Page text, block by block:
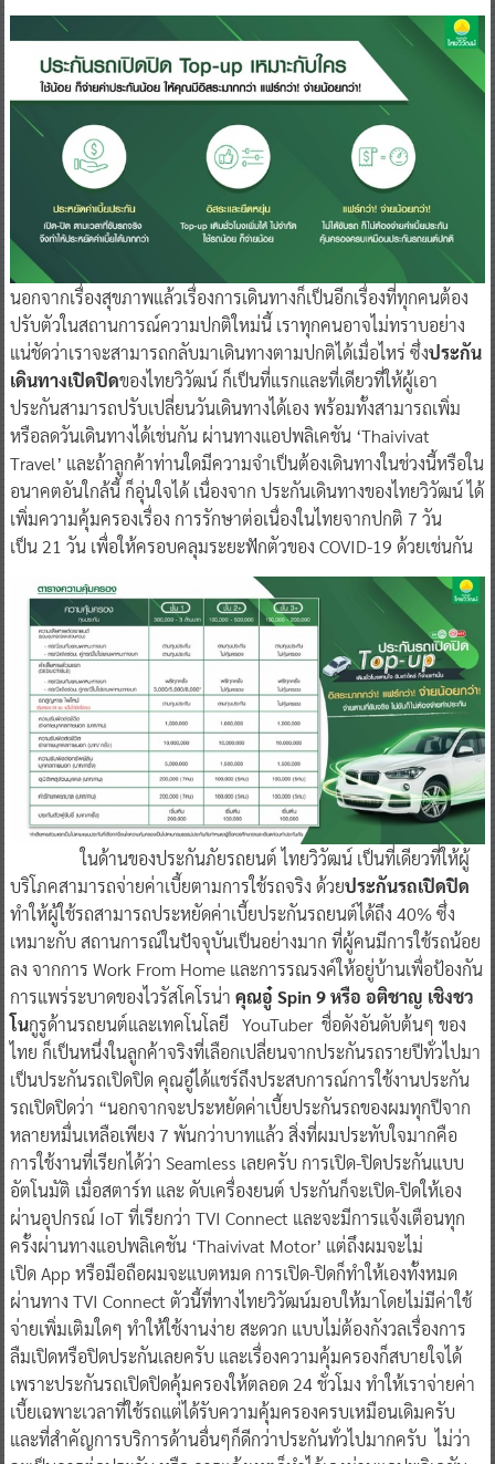
นอกจากเรื่องสุขภาพแล้วเรื่องการเดินทางก็เป็นอีกเรื่องที่ทุกคนต้อง
ปรับตัวในสถานการณ์ความปกติใหม่นี้ เราทุกคนอาจไม่ทราบอย่าง
แน่ชัดว่าเราจะสามารถกลับมาเดินทางตามปกติได้เมื่อไหร่ ซึ่งประกัน
เดินทางเปิดปิดของไทยวิวัฒน์ ก็เป็นที่แรกและที่เดียวที่ให้ผู้เอา
ประกันสามารถปรับเปลี่ยนวันเดินทางได้เอง พร้อมทั้งสามารถเพิ่ม
หรือลดวันเดินทางได้เช่นกัน ผ่านทางแอปพลิเคชัน ‘Thaivivat
Travel’ และถ้าลูกค้าท่านใดมีความจำเป็นต้องเดินทางในช่วงนี้หรือใน
อนาคตอันใกล้นี้ ก็อุ่นใจได้ เนื่องจาก ประกันเดินทางของไทยวิวัฒน์ ได้
เพิ่มความคุ้มครองเรื่อง การรักษาต่อเนื่องในไทยจากปกติ 7 วัน
เป็น 21 วัน เพื่อให้ครอบคลุมระยะฟักตัวของ COVID-19 ด้วยเช่นกัน
ในด้านของประกันภัยรถยนต์ ไทยวิวัฒน์ เป็นที่เดียวที่ให้ผู้
บริโภคสามารถจ่ายค่าเบี้ยตามการใช้รถจริง ด้วยประกันรถเปิดปิด
ทำให้ผู้ใช้รถสามารถประหยัดค่าเบี้ยประกันรถยนต์ได้ถึง 40% ซึ่ง
เหมาะกับ สถานการณ์ในปัจจุบันเป็นอย่างมาก ที่ผู้คนมีการใช้รถน้อย
ลง จากการ Work From Home และการรณรงค์ให้อยู่บ้านเพื่อป้องกัน
การแพร่ระบาดของไวรัสโคโรน่า คุณอู๋ Spin 9 หรือ อติชาญ เชิงชว
โนกูรูด้านรถยนต์และเทคโนโลยี YouTuber ชื่อดังอันดับต้นๆ ของ
ไทย ก็เป็นหนึ่งในลูกค้าจริงที่เลือกเปลี่ยนจากประกันรถรายปีทั่วไปมา
เป็นประกันรถเปิดปิด คุณอู๋ได้แชร์ถึงประสบการณ์การใช้งานประกัน
รถเปิดปิดว่า “นอกจากจะประหยัดค่าเบี้ยประกันรถของผมทุกปีจาก
หลายหมื่นเหลือเพียง 7 พันกว่าบาทแล้ว สิ่งที่ผมประทับใจมากคือ
การใช้งานที่เรียกได้ว่า Seamless เลยครับ การเปิด-ปิดประกันแบบ
อัตโนมัติ เมื่อสตาร์ท และ ดับเครื่องยนต์ ประกันก็จะเปิด-ปิดให้เอง
ผ่านอุปกรณ์ IoT ที่เรียกว่า TVI Connect และจะมีการแจ้งเตือนทุก
ครั้งผ่านทางแอปพลิเคชัน ‘Thaivivat Motor’ แต่ถึงผมจะไม่
เปิด App หรือมือถือผมจะแบตหมด การเปิด-ปิดก็ทำให้เองทั้งหมด
ผ่านทาง TVI Connect ตัวนี้ที่ทางไทยวิวัฒน์มอบให้มาโดยไม่มีค่าใช้
จ่ายเพิ่มเติมใดๆ ทำให้ใช้งานง่าย สะดวก แบบไม่ต้องกังวลเรื่องการ
ลืมเปิดหรือปิดประกันเลยครับ และเรื่องความคุ้มครองก็สบายใจได้
เพราะประกันรถเปิดปิดคุ้มครองให้ตลอด 24 ชั่วโมง ทำให้เราจ่ายค่า
เบี้ยเฉพาะเวลาที่ใช้รถแต่ได้รับความคุ้มครองครบเหมือนเดิมครับ
และที่สำคัญการบริการด้านอื่นๆก็ดีกว่าประกันทั่วไปมากครับ ไม่ว่า